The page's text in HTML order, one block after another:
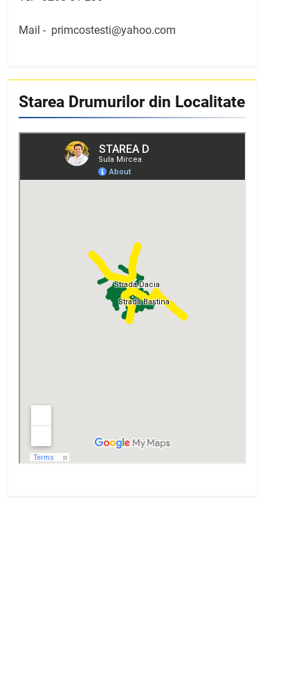
Mail - primcostesti@yahoo.com
Starea Drumurilor din Localitate